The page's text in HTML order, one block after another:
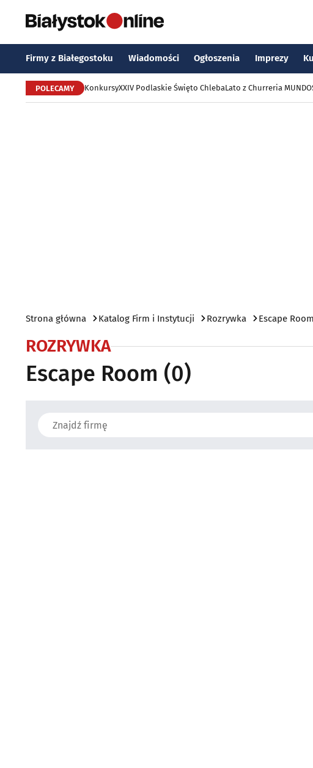
Firmy z Białegostoku Wiadomości Ogłoszenia Imprezy
POLECAMY KonkursyXXIV Podlaskie Święto ChlebaLato z Churreria MUNDO
Strona główna Katalog Firm i Instytucji Rozrywka Escape Room
ROZRYWKA
Escape Room (0)